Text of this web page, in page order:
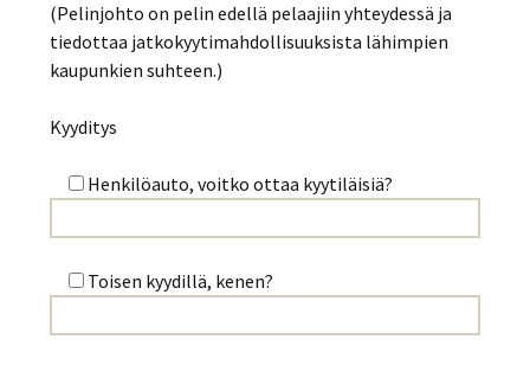
(Pelinjohto on pelin edellä pelaajiin yhteydessä ja
tiedottaa jatkokyytimahdollisuuksista lähimpien
kaupunkien suhteen.)
Kyyditys
Henkilöauto, voitko ottaa kyytiläisiä?
Toisen kyydillä, kenen?